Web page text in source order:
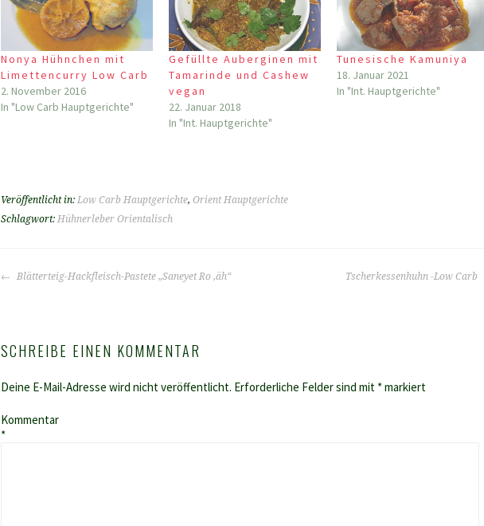
Nonya Hühnchen mit
Limettencurry Low Carb
2. November 2016
In "Low Carb Hauptgerichte"
Gefüllte Auberginen mit
Tamarinde und Cashew
vegan
22. Januar 2018
In "Int. Hauptgerichte"
Tunesische Kamuniya
18. Januar 2021
In "Int. Hauptgerichte"
Veröffentlicht in: Low Carb Hauptgerichte, Orient Hauptgerichte
Schlagwort: Hühnerleber Orientalisch
BEITRAGS-
Blätterteig-Hackfleisch-Pastete „Saneyet Ro ‚äh“ Tscherkessenhuhn -Low Carb
SCHREIBE EINEN KOMMENTAR
Deine E-Mail-Adresse wird nicht veröffentlicht. Erforderliche Felder sind mit *markiert
Kommentar
*